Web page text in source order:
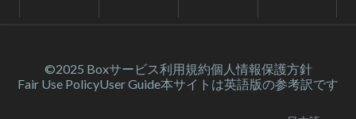
©2025 Boxサービス利⽤規約個人情報保護方針
Fair Use PolicyUser Guide本サイトは英語版の参考訳です